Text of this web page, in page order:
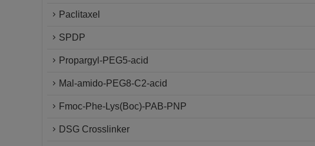
Paclitaxel
SPDP
Propargyl-PEG5-acid
Mal-amido-PEG8-C2-acid
Fmoc-Phe-Lys(Boc)-PAB-PNP
DSG Crosslinker